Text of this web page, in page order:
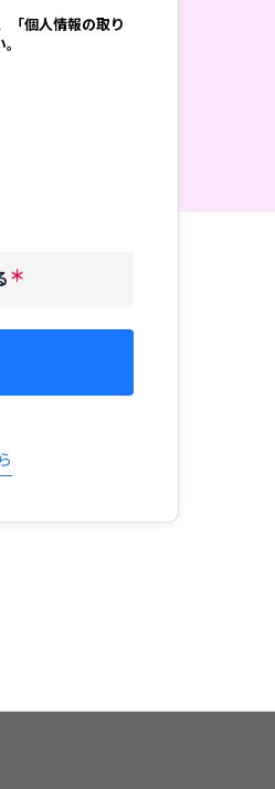
「個人情報の取り